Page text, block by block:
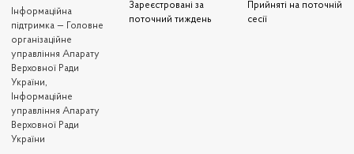
Iнформаційна
підтримка — Головне
організаційне
управління Апарату
Верховної Ради
України,
Інформаційне
управління Апарату
Верховної Ради
України
Зареєстровані за
поточний тиждень
Прийняті на поточній
сесії